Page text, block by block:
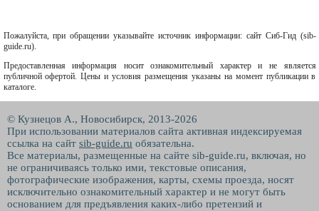
Пожалуйста, при обращении указывайте источник информации: сайт Сиб-Гид (sib-
guide.ru).
Предоставленная информация носит ознакомительный характер и не является
публичной офертой. Цены и условия размещения указаны на момент публикации в
каталоге.
© Кузнецов А., Новосибирск, 2013-2026
При использовании материалов сайта активная индексируемая
ссылка на сайт sib-guide.ru обязательна.
Все материалы, размещенные на сайте sib-guide.ru, включая, но
не ограничиваясь только ими, текстовые описания,
фотографические изображения, карты, схемы проезда, носят
исключительно ознакомительный характер и не могут быть
основанием для предъявления каких-либо претензий и